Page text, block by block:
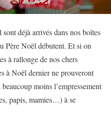
déjà arrivés dans nos boîtes
Père Noël débutent. Et si on
à rallonge de nos chers
à Noël dernier ne prouveront
moins l’empressement
papis, mamies…) à se